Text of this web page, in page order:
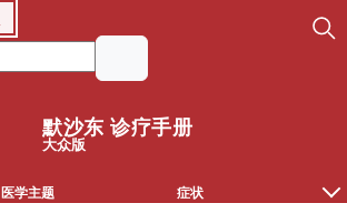
默沙东 诊疗手册
大众版
医学主题 症状